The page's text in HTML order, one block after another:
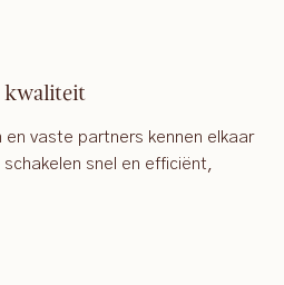
kwaliteit
vaste partners kennen elkaar
snel en efficiënt,